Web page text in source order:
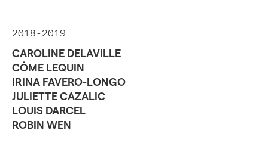
2018-2019
CAROLINE DELAVILLE
CÔME LEQUIN
IRINA FAVERO-LONGO
JULIETTE CAZALIC
LOUIS DARCEL
ROBIN WEN